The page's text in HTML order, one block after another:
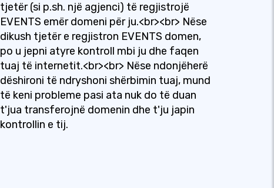
tjetër (si p.sh. një agjenci) të regjistrojë
EVENTS emër domeni për ju.<br><br> Nëse
dikush tjetër e regjistron EVENTS domen,
po u jepni atyre kontroll mbi ju dhe faqen
tuaj të internetit.<br><br> Nëse ndonjëherë
dëshironi të ndryshoni shërbimin tuaj, mund
të keni probleme pasi ata nuk do të duan
t'jua transferojnë domenin dhe t'ju japin
kontrollin e tij.